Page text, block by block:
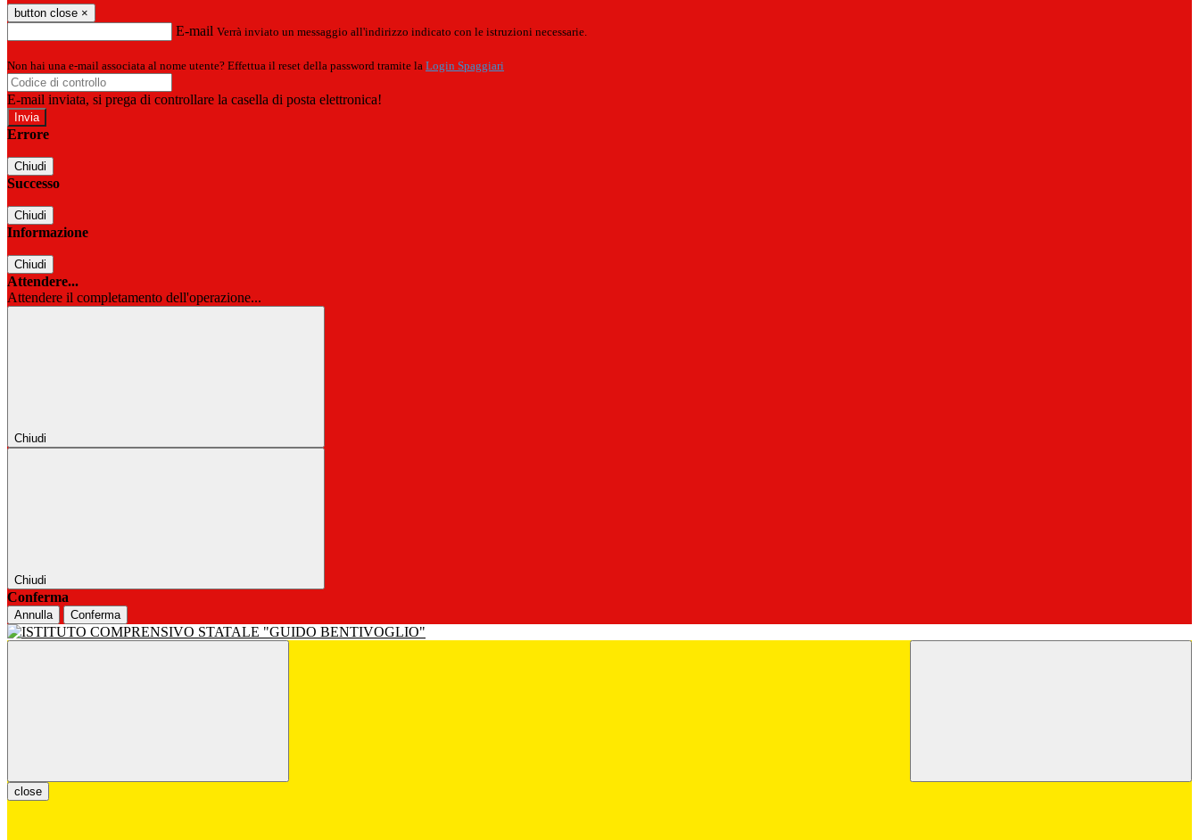
button close ×
E-mail Verrà inviato un messaggio all'indirizzo indicato con le istruzioni necessarie.
Non hai una e-mail associata al nome utente? Effettua il reset della password tramite la Login Spaggiari
E-mail inviata, si prega di controllare la casella di posta elettronica!
Errore
Chiudi
Successo
Chiudi
Informazione
Chiudi
Attendere...
Attendere il completamento dell'operazione...
Chiudi
Chiudi
Conferma
Annulla Conferma
close